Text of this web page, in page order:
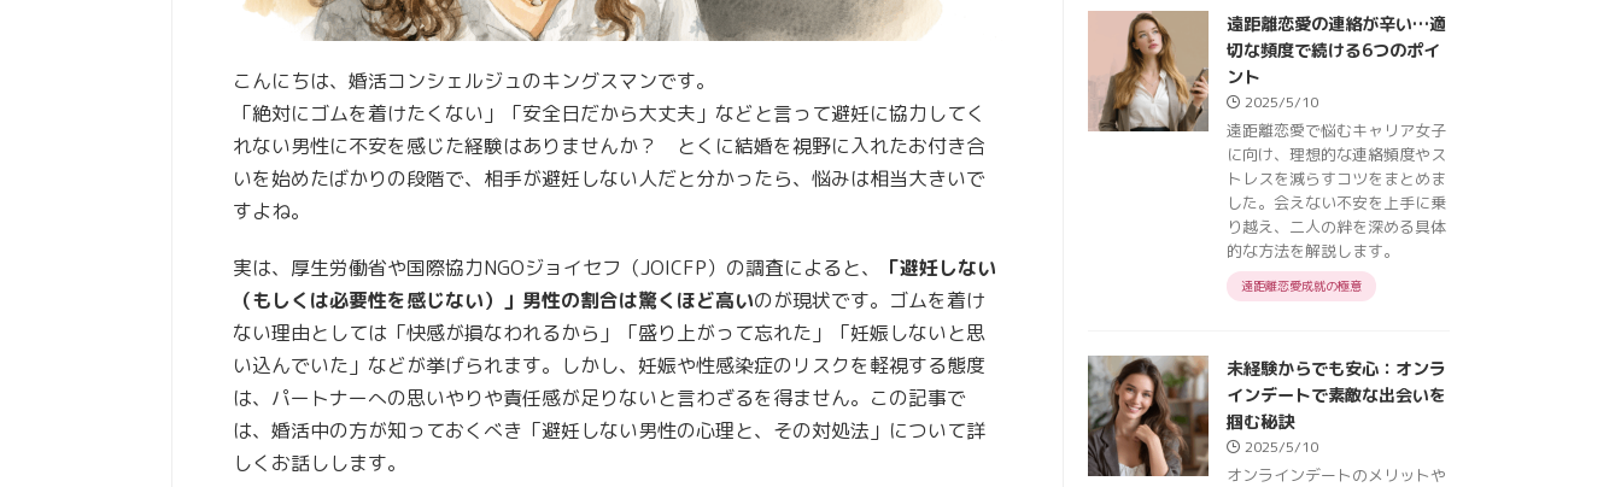
こんにちは、婚活コンシェルジュのキングスマンです。
「絶対にゴムを着けたくない」「安全日だから大丈夫」などと言って避妊に協力してく
れない男性に不安を感じた経験はありませんか？ とくに結婚を視野に入れたお付き合
いを始めたばかりの段階で、相手が避妊しない人だと分かったら、悩みは相当大きいで
すよね。
実は、厚生労働省や国際協力NGOジョイセフ（JOICFP）の調査によると、
「避妊しない
（もしくは必要性を感じない）」男性の割合は驚くほど高いのが現状です。ゴムを着け
ない理由としては「快感が損なわれるから」「盛り上がって忘れた」「妊娠しないと思
い込んでいた」などが挙げられます。しかし、妊娠や性感染症のリスクを軽視する態度
は、パートナーへの思いやりや責任感が足りないと言わざるを得ません。この記事で
は、婚活中の方が知っておくべき「避妊しない男性の心理と、その対処法」について詳
しくお話しします。
遠距離恋愛の連絡が辛い…適
切な頻度で続ける6つのポイ
ント
2025/5/10
遠距離恋愛で悩むキャリア女子
に向け、理想的な連絡頻度やス
トレスを減らすコツをまとめま
した。会えない不安を上手に乗
り越え、二人の絆を深める具体
的な方法を解説します。
遠距離恋愛成就の極意
未経験からでも安心：オンラ
インデートで素敵な出会いを
掴む秘訣
2025/5/10
オンラインデートのメリットや